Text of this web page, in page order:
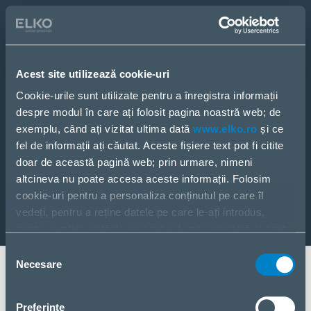
Acest site utilizează cookie-uri
Cookie-urile sunt utilizate pentru a înregistra informații
despre modul în care ați folosit pagina noastră web; de
exemplu, când ați vizitat ultima dată www.elko.ro și ce
fel de informații ați căutat. Aceste fișiere text pot fi citite
doar de această pagină web; prin urmare, nimeni
altcineva nu poate accesa aceste informații. Folosim
cookie-uri pentru a personaliza conținutul pe care îl
vedeți, pentru a reține datele pe care le-ați introdus,
Partajăm informații despre modul în care utilizați pagina
publicitate și analiză. Dacă sunteți de acord cu acestea,
consimțământului
Necesare
Preferinţe
CatalogeCom
Vreau să devin partener
PRODUSE
SOLUȚII
SERVICII
CONTACT
ȘTIRI
DESPRE NOI